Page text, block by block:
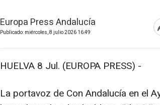
Europa Press Andalucía
Publicado: miércoles, 8 julio 2026 16:49
HUELVA 8 Jul. (EUROPA PRESS) -
La portavoz de Con Andalucía en el